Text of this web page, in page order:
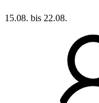
15.08. bis 22.08.